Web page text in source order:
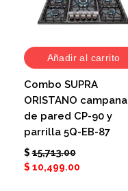
Añadir al carrito
Combo SUPRA
ORISTANO campana
de pared CP-90 y
parrilla 5Q-EB-87
$ 15,713.00
$ 10,499.00